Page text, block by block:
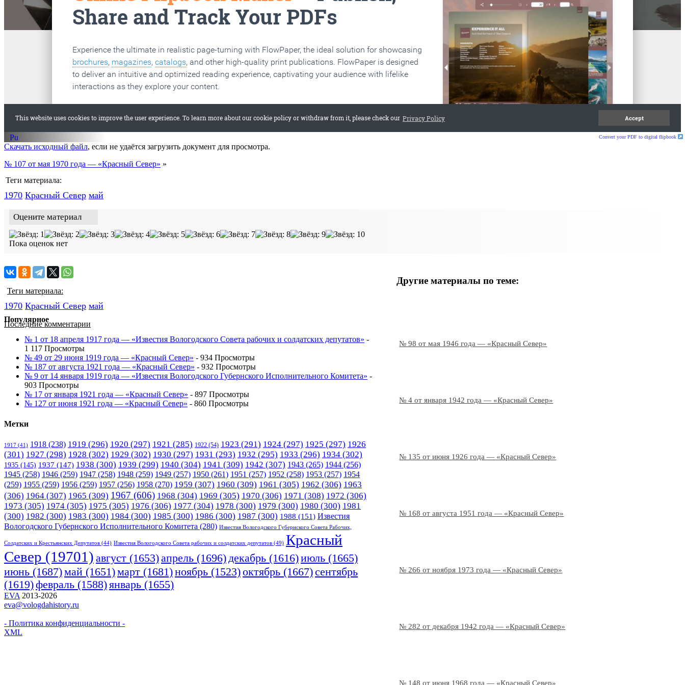
Convert your PDF to digital flipbook
Скачать исходный файл, если не удаётся загрузить документ для просмотра.
№ 107 от мая 1970 года — «Красный Север» »
Теги материала:
1970 Красный Cевер май
Оцените материал
Пока оценок нет
Другие материалы по теме:
№ 98 от мая 1946 года — «Красный Север»
№ 4 от января 1942 года — «Красный Север»
№ 135 от июня 1926 года — «Красный Север»
№ 168 от августа 1951 года — «Красный Север»
№ 266 от ноября 1973 года — «Красный Север»
№ 282 от декабря 1942 года — «Красный Север»
№ 148 от июня 1968 года — «Красный Север»
Теги материала:
1970 Красный Cевер май
Последние комментарии
Популярное
№ 1 от 18 апреля 1917 года — «Известия Вологодского Совета рабочих и солдатских депутатов» -
1 117 Просмотры
№ 49 от 29 июня 1919 года — «Красный Север» - 934 Просмотры
№ 187 от августа 1921 года — «Красный Север» - 932 Просмотры
№ 9 от 14 января 1919 года — «Известия Вологодского Губернского Исполнительного Комитета» -
903 Просмотры
№ 17 от января 1921 года — «Красный Север» - 897 Просмотры
№ 127 от июня 1921 года — «Красный Север» - 860 Просмотры
Метки
1917 (41) 1918 (238) 1919 (296) 1920 (297) 1921 (285) 1922 (54) 1923 (291) 1924 (297) 1925 (297) 1926
(301) 1927 (298) 1928 (302) 1929 (302) 1930 (297) 1931 (293) 1932 (295) 1933 (296) 1934 (302)
1935 (145) 1937 (147) 1938 (300) 1939 (299) 1940 (304) 1941 (309) 1942 (307) 1943 (265) 1944 (256)
1945 (258) 1946 (259) 1947 (258) 1948 (259) 1949 (257) 1950 (261) 1951 (257) 1952 (258) 1953 (257) 1954
(259) 1955 (259) 1956 (259) 1957 (256) 1958 (270) 1959 (307) 1960 (309) 1961 (305) 1962 (306) 1963
(306) 1964 (307) 1965 (309) 1967 (606) 1968 (304) 1969 (305) 1970 (306) 1971 (308) 1972 (306)
1973 (305) 1974 (305) 1975 (305) 1976 (306) 1977 (304) 1978 (300) 1979 (300) 1980 (300) 1981
(300) 1982 (300) 1983 (300) 1984 (300) 1985 (300) 1986 (300) 1987 (300) 1988 (151) Известия
Вологодского Губернского Исполнительного Комитета (280) Известия Вологодского Губернского Совета Рабочих,
Солдатских и Крестьянских Депутатов (44) Известия Вологодского Совета рабочих и солдатских депутатов (49) Красный
Cевер (19701) август (1653)апрель (1696)декабрь (1616)июль (1665)
июнь (1687)май (1651)март (1681)ноябрь (1523)октябрь (1667)сентябрь
(1619)февраль (1588)январь (1655)
EVA 2013-2026
eva@vologdahistory.ru
- Политика конфиденциальности -
XML